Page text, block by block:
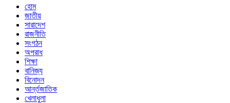
হোম
জাতীয়
সারাদেশ
রাজনীতি
সংগঠন
অপরাধ
শিক্ষা
বানিজ্য
বিনোদন
আর্ন্তজাতিক
খেলাধুলা